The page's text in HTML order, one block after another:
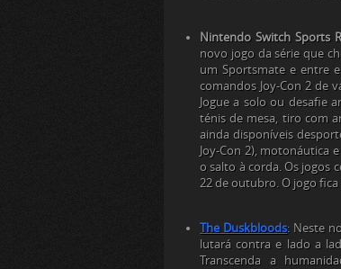
Nintendo Switch Sports
novo jogo da série que
um Sportsmate e entre
comandos Joy-Con 2 de
Jogue a solo ou desafie
ténis de mesa, tiro com
ainda disponíveis
Joy-Con 2), motonáutica
o salto à corda. Os jogos
22 de outubro. O jogo
The Duskbloods: Neste
lutará contra e lado a
Transcenda a